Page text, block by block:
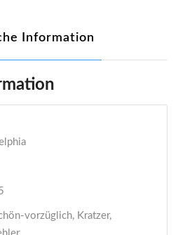
Information
vorzüglich, Kratzer,